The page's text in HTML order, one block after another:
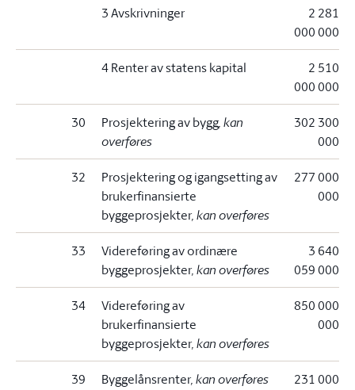
3 Avskrivninger
2 281
000 000
4 Renter av statens kapital
2 510
000 000
30 Prosjektering av bygg, kan
overføres
302 300
000
32
Prosjektering og igangsetting av
brukerfinansierte
byggeprosjekter, kan overføres
277 000
000
33
Videreføring av ordinære
byggeprosjekter, kan overføres
3 640
059 000
34
Videreføring av
brukerfinansierte
byggeprosjekter, kan overføres
850 000
000
39 Byggelånsrenter, kan overføres
231 000